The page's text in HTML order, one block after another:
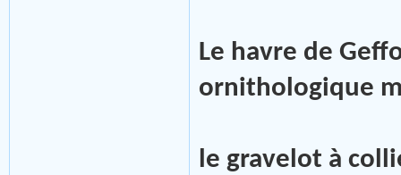
Le havre de
ornithologique
le gravelot à